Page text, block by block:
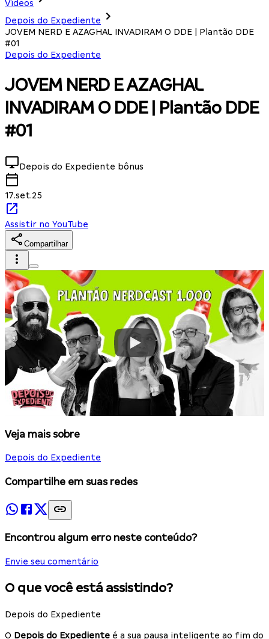
Vídeos
Depois do Expediente
JOVEM NERD E AZAGHAL INVADIRAM O DDE | Plantão DDE
#01
Depois do Expediente
JOVEM NERD E AZAGHAL
INVADIRAM O DDE | Plantão DDE
#01
Depois do Expediente bônus
17.set.25
Assistir no YouTube
Compartilhar
Veja mais sobre
Depois do Expediente
Compartilhe em suas redes
Encontrou algum erro neste conteúdo?
Envie seu comentário
O que você está assistindo?
Depois do Expediente
O Depois do Expediente é a sua pausa inteligente ao fim do